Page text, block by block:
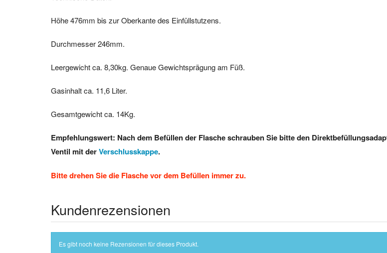
Höhe 476mm bis zur Oberkante des Einfüllstutzens.
Durchmesser 246mm.
Leergewicht ca. 8,30kg. Genaue Gewichtsprägung am Füß.
Gasinhalt ca. 11,6 Liter.
Gesamtgewicht ca. 14Kg.
Empfehlungswert: Nach dem Befüllen der Flasche schrauben Sie bitte den
Ventil mit derVerschlusskappe.
Bitte drehen Sie die Flasche vor dem Befüllen immer zu.
Kundenrezensionen
Es gibt noch keine Rezensionen für dieses Produkt.